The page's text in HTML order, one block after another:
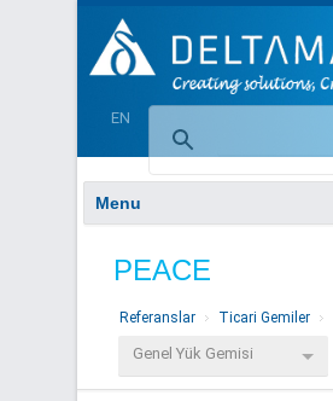
EN
PEACE
Referanslar Ticari Gemiler
Genel Yük Gemisi